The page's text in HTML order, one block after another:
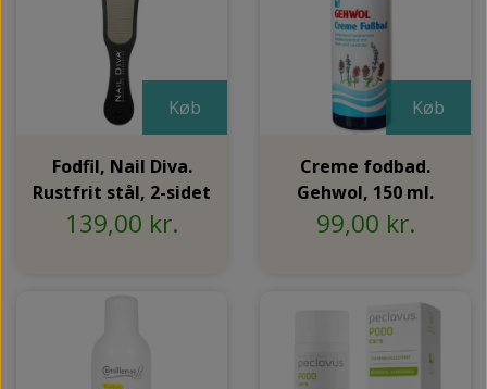
Køb
Fodfil, Nail Diva.
Rustfrit stål, 2-sidet
139,00 kr.
Køb
Creme fodbad.
Gehwol, 150 ml.
99,00 kr.